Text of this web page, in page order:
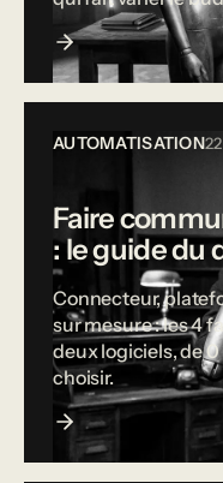
AUTOMATISATION
Faire
: le guide du
Connecteur,
sur mesure : les 4
deux logiciels, de
choisir.